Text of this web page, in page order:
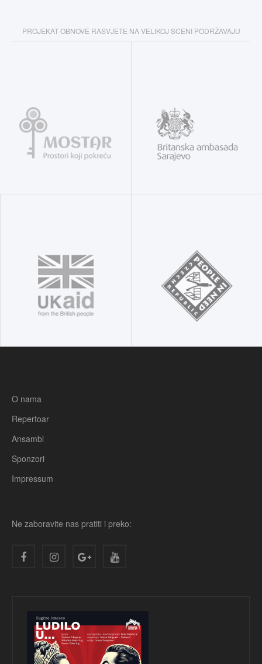
PROJEKAT OBNOVE RASVJETE NA VELIKOJ SCENI PODRŽAVAJU
O nama
Repertoar
Ansambl
Sponzori
Impressum
Ne zaboravite nas pratiti i preko: